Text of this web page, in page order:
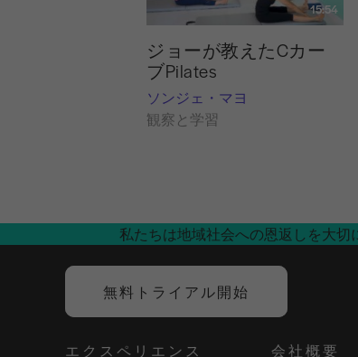
15:54
ジョーが教えたCカー
ブPilates
ソンジェ・マヨ
観察と学習
私たちは地域社会への恩返しを大切
無料トライアル開始
エクスペリエンス 会社概要